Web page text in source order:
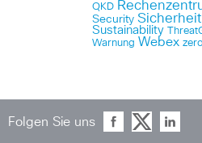
QKD
Security Sicherheit
Sustainability
Warnung Webex
Folgen Sie uns